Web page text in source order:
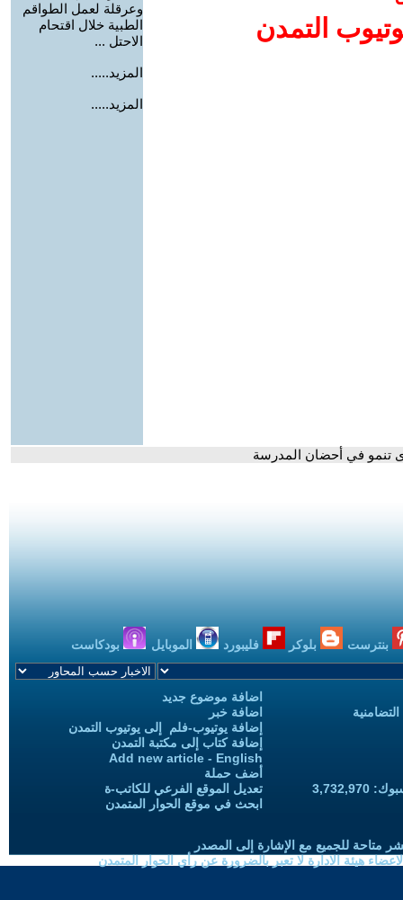
التمدن
وعرقلة لعمل الطواقم
الطبية خلال اقتحام
الاحتل ...
المزيد.....
المزيد.....
بنترست بلوكر فليبورد الموبايل بودكاست
اضافة موضوع جديد
اضافة خبر
إضافة يوتيوب-فلم إلى يوتيوب التمدن
إضافة كتاب إلى مكتبة التمدن
Add new article - English
أضف حملة
تعديل الموقع الفرعي للكاتب-ة
ابحث في موقع الحوار المتمدن
متاحة للجميع مع الإشارة إلى المصدر
هيئة الادارة لا تعبر بالضرورة عن رأي الحوار المتمدن